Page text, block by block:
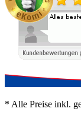
* Alle Preise inkl.